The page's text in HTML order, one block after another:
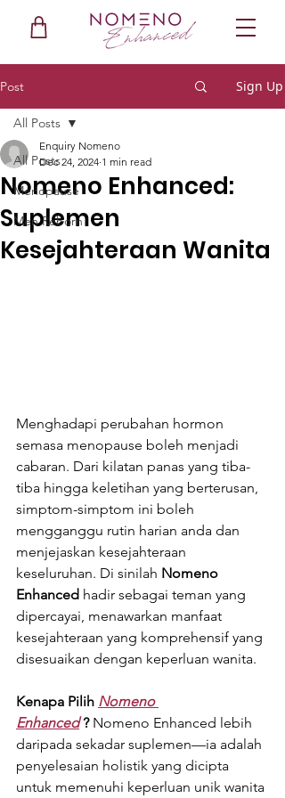
Post Sign Up
All Posts
Menopause
Men Reborn
All Posts
Nomeno Enhanced:
Suplemen
Kesejahteraan Wanita
Enquiry Nomeno
Dec 24, 2024 1 min read
Menghadapi perubahan hormon
semasa menopause boleh menjadi
cabaran. Dari kilatan panas yang tiba-
tiba hingga keletihan yang berterusan,
simptom-simptom ini boleh
mengganggu rutin harian anda dan
menjejaskan kesejahteraan
keseluruhan. Di sinilah Nomeno
Enhanced hadir sebagai teman yang
dipercayai, menawarkan manfaat
kesejahteraan yang komprehensif yang
disesuaikan dengan keperluan wanita.
Kenapa Pilih Nomeno
Enhanced ? Nomeno Enhanced lebih
daripada sekadar suplemen—ia adalah
penyelesaian holistik yang dicipta
untuk memenuhi keperluan unik wanita